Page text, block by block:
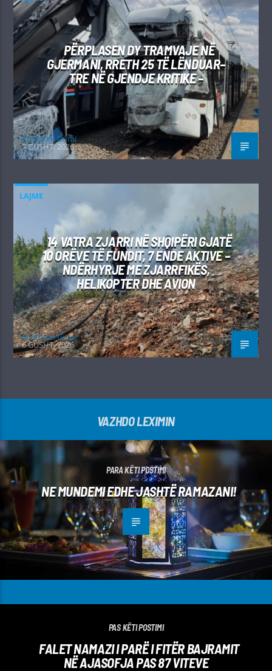
PËRPLASEN DY TRAMVAJE NË
GJERMANI, RRETH 25 TË LËNDUAR–
TRE NË GJENDJE KRITIKE –
Kushtrim Guraj
7 GUSHT, 2026
LAJME
14 VATRA ZJARRI NË SHQIPËRI GJATË
10 ORËVE TË FUNDIT, 7 ENDE AKTIVE –
NDËRHYRJE ME ZJARRFIKËS,
HELIKOPTER DHE AVION
Kushtrim Guraj
6 GUSHT, 2026
VAZHDO LEXIMIN
PARA KËTI POSTIMI
NE MUNDEMI EDHE JASHTË RAMAZANI!
PAS KËTI POSTIMI
FALET NAMAZI I PARË I FITËR BAJRAMIT
NË AJASOFJA PAS 87 VITEVE